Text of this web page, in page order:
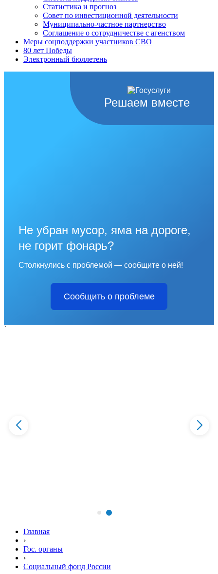
Статистика и прогноз
Совет по инвестиционной деятельности
Муниципально-частное партнерство
Соглашение о сотрудничестве с агенством
Меры соцподдержки участников СВО
80 лет Победы
Электронный бюллетень
Решаем вместе
Не убран мусор, яма на дороге,
не горит фонарь?
Столкнулись с проблемой — сообщите о ней!
Сообщить о проблеме
`
Главная
›
Гос. органы
›
Социальный фонд России